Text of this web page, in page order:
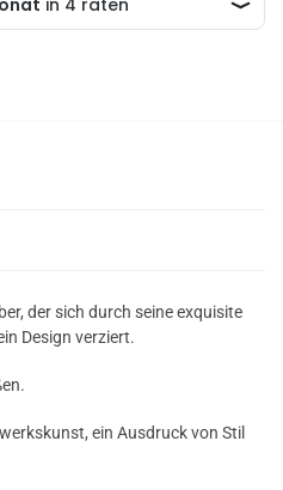
der sich durch seine exquisite
Design verziert.
ein Ausdruck von Stil